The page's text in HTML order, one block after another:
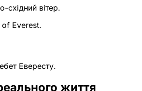
східний вітер.
Everest.
Евересту.
життя